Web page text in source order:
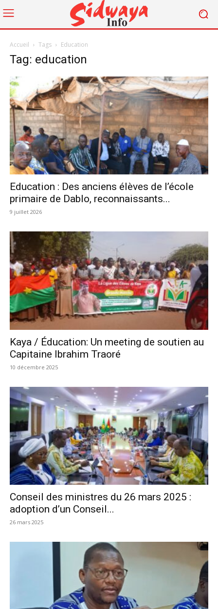
Accueil Tags Education
Tag: education
Education : Des anciens élèves de l’école
primaire de Dablo, reconnaissants...
9 juillet 2026
Kaya / Éducation: Un meeting de soutien au
Capitaine Ibrahim Traoré
10 décembre 2025
Conseil des ministres du 26 mars 2025 :
adoption d’un Conseil...
26 mars 2025